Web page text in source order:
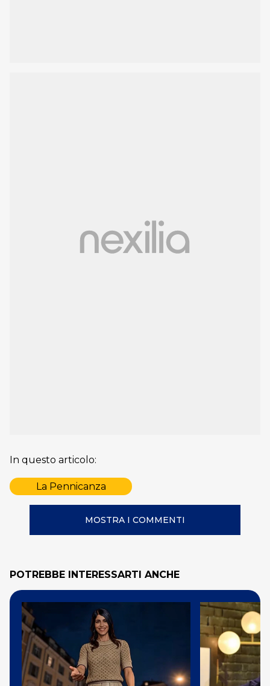
In questo articolo:
La Pennicanza
MOSTRA I COMMENTI
POTREBBE INTERESSARTI ANCHE